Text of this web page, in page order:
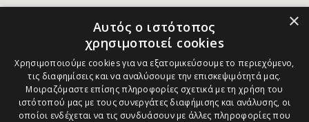
×
Αυτός ο ιστότοπος
χρησιμοποιεί cookies
Χρησιμοποιούμε cookies για να εξατομικεύσουμε το περιεχόμενο,
τις διαφημίσεις και να αναλύσουμε την επισκεψιμότητά μας.
Μοιραζόμαστε επίσης πληροφορίες σχετικά με τη χρήση του
ιστότοπού μας με τους συνεργάτες διαφήμισης και ανάλυσης, οι
οποίοι ενδέχεται να τις συνδυάσουν με άλλες πληροφορίες που